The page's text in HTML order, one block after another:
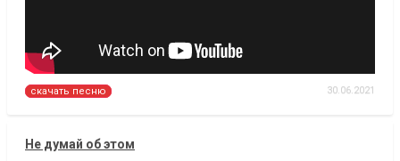
скачать песню 30.06.2021
Не думай об этом